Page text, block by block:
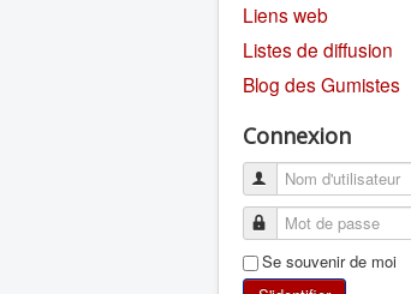
Liens web
Listes de diffusion
Blog des Gumistes
Connexion
Se souvenir de moi